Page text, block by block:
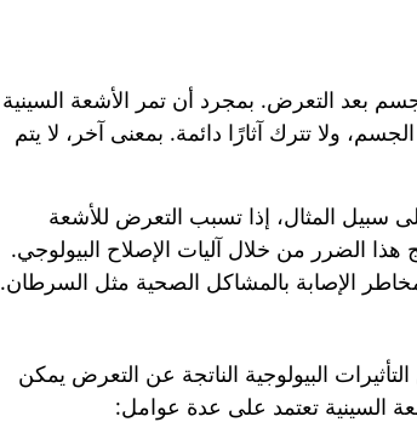
بعد التعرض. بمجرد أن تمر الأشعة السينية
ولا تترك آثارًا دائمة. بمعنى آخر، لا يتم
سبيل المثال، إذا تسبب التعرض للأشعة
الضرر من خلال آليات الإصلاح البيولوجي.
الإصابة بالمشاكل الصحية مثل السرطان.
البيولوجية الناتجة عن التعرض يمكن
السينية تعتمد على عدة عوامل: